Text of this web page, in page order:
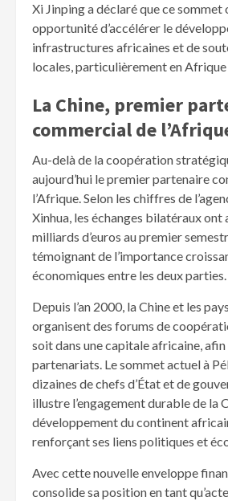
Xi Jinping a déclaré que ce
opportunité d’accélérer le
infrastructures africaines et de
locales, particulièrement en Afrique
La Chine, premier
commercial de
Au-delà de la coopération
aujourd’hui le premier partenaire
l’Afrique. Selon les chiffres de
Xinhua, les échanges bilatéraux
milliards d’euros au premier
témoignant de l’importance
économiques entre les deux parties.
Depuis l’an 2000, la Chine et les
organisent des forums de
soit dans une capitale africaine,
partenariats. Le sommet actuel à
dizaines de chefs d’État et de
illustre l’engagement durable de la
développement du continent
renforçant ses liens politiques et
Avec cette nouvelle enveloppe
consolide sa position en tant